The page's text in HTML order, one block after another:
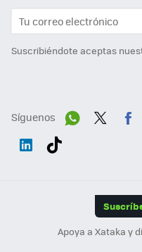
Suscribiéndote aceptas
Síguenos
Apoya a Xataka y